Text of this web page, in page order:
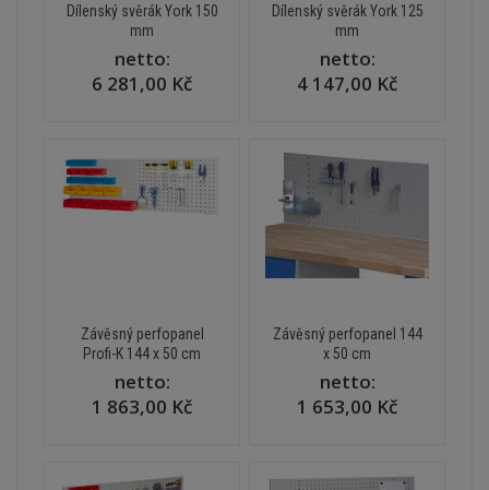
Dílenský svěrák York 150
mm
netto:
6 281,00 Kč
Dílenský svěrák York 125
mm
netto:
4 147,00 Kč
Závěsný perfopanel
Profi-K 144 x 50 cm
netto:
1 863,00 Kč
Závěsný perfopanel 144
x 50 cm
netto:
1 653,00 Kč